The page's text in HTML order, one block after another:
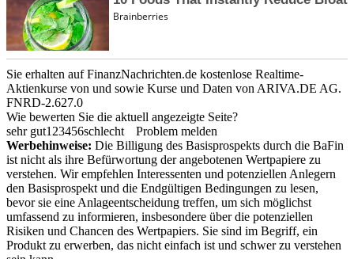
Sie erhalten auf FinanzNachrichten.de kostenlose Realtime-
Aktienkurse von und sowie Kurse und Daten von ARIVA.DE AG.
FNRD-2.627.0
Wie bewerten Sie die aktuell angezeigte Seite?
sehr gut1 23456schlecht
Problem melden
Werbehinweise: Die Billigung des Basisprospekts durch die BaFin
ist nicht als ihre Befürwortung der angebotenen Wertpapiere zu
verstehen. Wir empfehlen Interessenten und potenziellen Anlegern
den Basisprospekt und die Endgültigen Bedingungen zu lesen,
bevor sie eine Anlageentscheidung treffen, um sich möglichst
umfassend zu informieren, insbesondere über die potenziellen
Risiken und Chancen des Wertpapiers. Sie sind im Begriff, ein
Produkt zu erwerben, das nicht einfach ist und schwer zu verstehen